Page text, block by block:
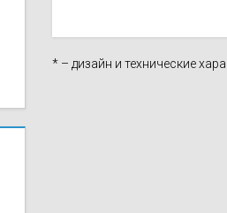
* – дизайн и технические